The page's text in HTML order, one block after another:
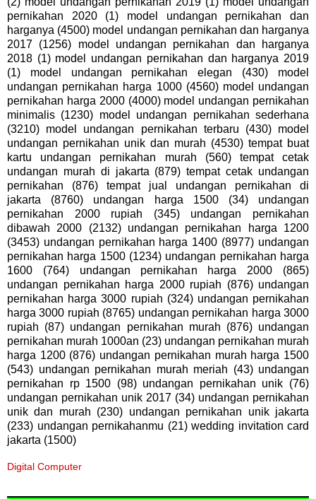
pernikahan 2020 (1) model undangan pernikahan dan
harganya (4500) model undangan pernikahan dan harganya
2017 (1256) model undangan pernikahan dan harganya
2018 (1) model undangan pernikahan dan harganya 2019
(1) model undangan pernikahan elegan (430) model
undangan pernikahan harga 1000 (4560) model undangan
pernikahan harga 2000 (4000) model undangan pernikahan
minimalis (1230) model undangan pernikahan sederhana
(3210) model undangan pernikahan terbaru (430) model
undangan pernikahan unik dan murah (4530) tempat buat
kartu undangan pernikahan murah (560) tempat cetak
undangan murah di jakarta (879) tempat cetak undangan
pernikahan (876) tempat jual undangan pernikahan di
jakarta (8760) undangan harga 1500 (34) undangan
pernikahan 2000 rupiah (345) undangan pernikahan
dibawah 2000 (2132) undangan pernikahan harga 1200
(3453) undangan pernikahan harga 1400 (8977) undangan
pernikahan harga 1500 (1234) undangan pernikahan harga
1600 (764) undangan pernikahan harga 2000 (865)
undangan pernikahan harga 2000 rupiah (876) undangan
pernikahan harga 3000 rupiah (324) undangan pernikahan
harga 3000 rupiah (8765) undangan pernikahan harga 3000
rupiah (87) undangan pernikahan murah (876) undangan
pernikahan murah 1000an (23) undangan pernikahan murah
harga 1200 (876) undangan pernikahan murah harga 1500
(543) undangan pernikahan murah meriah (43) undangan
pernikahan rp 1500 (98) undangan pernikahan unik (76)
undangan pernikahan unik 2017 (34) undangan pernikahan
unik dan murah (230) undangan pernikahan unik jakarta
(233) undangan pernikahanmu (21) wedding invitation card
jakarta (1500)
Digital Computer